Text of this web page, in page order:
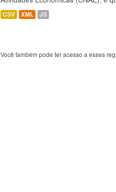
CSV XML JS
Você também pode ter acesso a esses